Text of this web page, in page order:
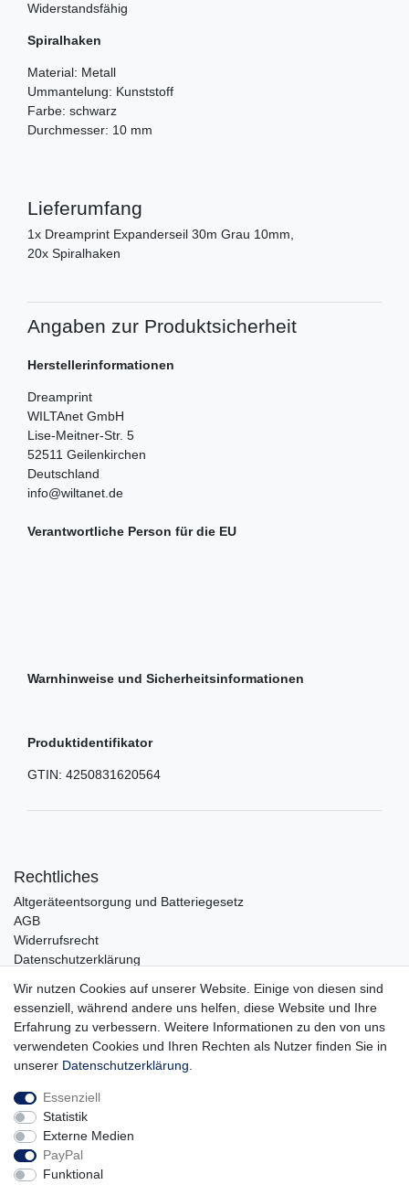
Widerstandsfähig
Spiralhaken
Material: Metall
Ummantelung: Kunststoff
Farbe: schwarz
Durchmesser: 10 mm
Lieferumfang
1x Dreamprint Expanderseil 30m Grau 10mm,
20x Spiralhaken
Angaben zur Produktsicherheit
Herstellerinformationen
Dreamprint
WILTAnet GmbH
Lise-Meitner-Str. 5
52511 Geilenkirchen
Deutschland
info@wiltanet.de
Verantwortliche Person für die EU
Warnhinweise und Sicherheitsinformationen
Produktidentifikator
GTIN: 4250831620564
Rechtliches
Altgeräteentsorgung und Batteriegesetz
AGB
Widerrufsrecht
Datenschutzerklärung
Impressum
Service
Zahlungsarten
Lieferung und Abholung
Unternehmen
Über uns
Karriere
Kontakt
Wir nutzen Cookies auf unserer Website. Einige von diesen sind
essenziell, während andere uns helfen, diese Website und Ihre
Erfahrung zu verbessern. Weitere Informationen zu den von uns
verwendeten Cookies und Ihren Rechten als Nutzer finden Sie in
unserer Daten­schutz­erklärung
Essenziell
Statistik
Externe Medien
PayPal
Funktional